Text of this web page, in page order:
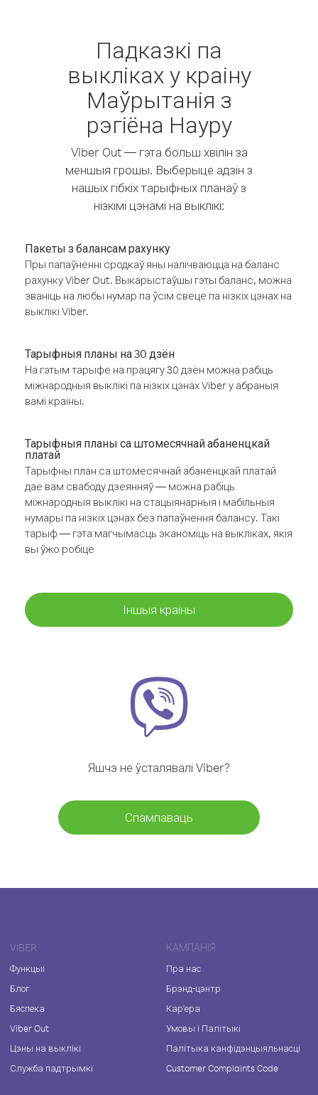
Падказкі па
выкліках у краіну
Маўрытанія з
рэгіёна Науру
Viber Out — гэта больш хвілін за
меншыя грошы. Выберыце адзін з
нашых гібкіх тарыфных планаў з
нізкімі цэнамі на выклікі:
Пакеты з балансам рахунку
Пры папаўненні сродкаў яны налічваюцца на баланс
рахунку Viber Out. Выкарыстаўшы гэты баланс, можна
званіць на любы нумар па ўсім свеце па нізкіх цэнах на
выклікі Viber.
Тарыфныя планы на 30 дзён
На гэтым тарыфе на працягу 30 дзён можна рабіць
міжнародныя выклікі па нізкіх цэнах Viber у абраныя
вамі краіны.
Тарыфныя планы са штомесячнай абаненцкай
платай
Тарыфны план са штомесячнай абаненцкай платай
дае вам свабоду дзеянняў — можна рабіць
міжнародныя выклікі на стацыянарныя і мабільныя
нумары па нізкіх цэнах без папаўнення балансу. Такі
тарыф — гэта магчымасць эканоміць на выкліках, якія
вы ўжо робіце
Іншыя краіны
Яшчэ не ўсталявалі Viber?
Спампаваць
VIBER
Функцыі
Блог
Бяспека
Viber Out
Цэны на выклікі
Служба падтрымкі
КАМПАНІЯ
Пра нас
Брэнд-цэнтр
Кар'ера
Умовы і Палітыкі
Палітыка канфідэнцыяльнасці
Customer Complaints Code